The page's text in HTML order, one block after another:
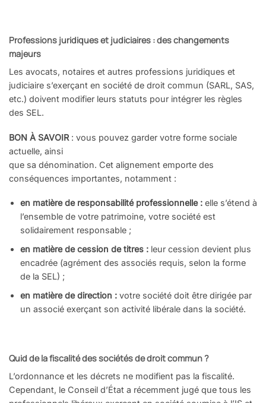
Professions juridiques et judiciaires : des changements
majeurs
Les avocats, notaires et autres professions juridiques et
judiciaire s’exerçant en société de droit commun (SARL, SAS,
etc.) doivent modifier leurs statuts pour intégrer les règles
des SEL.
BON À SAVOIR : vous pouvez garder votre forme sociale
actuelle, ainsi
que sa dénomination. Cet alignement emporte des
conséquences importantes, notamment :
en matière de responsabilité professionnelle :elle s’étend à
l’ensemble de votre patrimoine, votre société est
solidairement responsable ;
en matière de cession de titres : leur cession devient plus
encadrée (agrément des associés requis, selon la forme
de la SEL) ;
en matière de direction :votre société doit être dirigée par
un associé exerçant son activité libérale dans la société.
Quid de la fiscalité des sociétés dedroit commun?
L’ordonnance et les décrets ne modifient pas la fiscalité.
Cependant, le Conseil d’État a récemment jugé que tous les